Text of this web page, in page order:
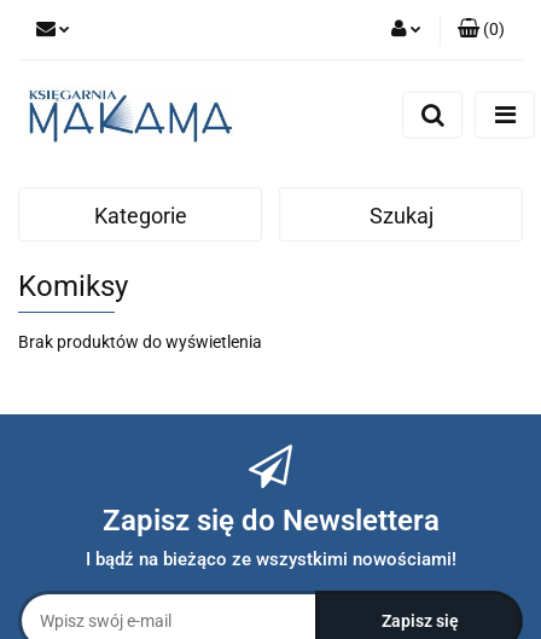
(0)
Kategorie Szukaj
Komiksy
Brak produktów do wyświetlenia
Zapisz się do Newslettera
I bądź na bieżąco ze wszystkimi nowościami!